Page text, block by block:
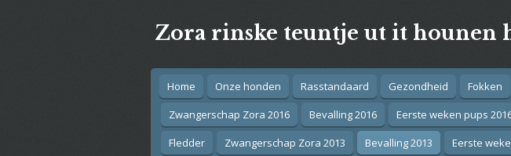
Zora rinske teuntje ut it hounen
Home Onze honden Rasstandaard Gezondheid Fokken
Zwangerschap Zora 2016
Bevalling 2016 Eerste weken pups
Fledder
Zwangerschap Zora 2013 Bevalling 2013 Eerste